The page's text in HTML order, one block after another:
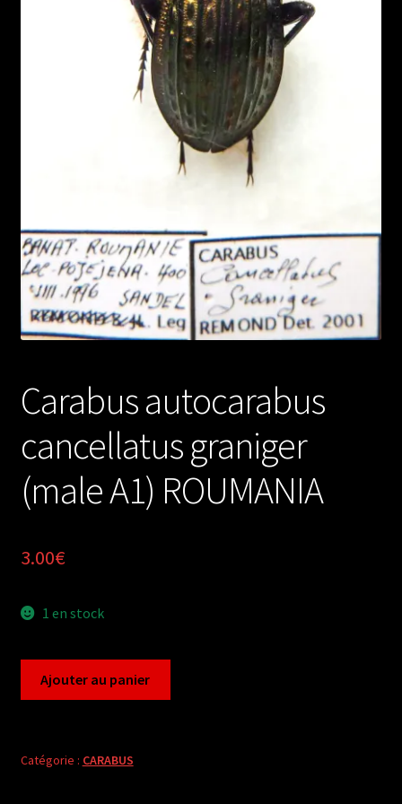
Carabus autocarabus
cancellatus graniger
(male A1) ROUMANIA
3.00€
1 en stock
cancellatus
Ajouter au panier
Catégorie : CARABUS